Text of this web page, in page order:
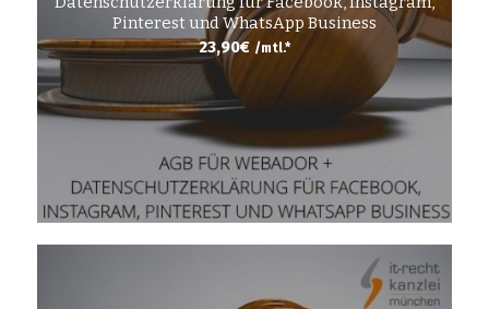
Pinterest und WhatsApp Business
23,90€ /mtl.*